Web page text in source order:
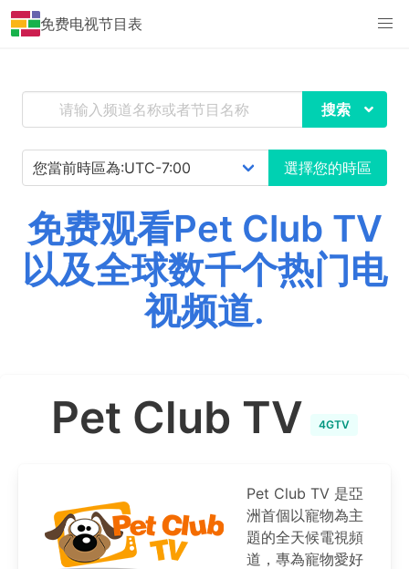
免费电视节目表
搜索
選擇您的時區
免费观看Pet Club TV
以及全球数千个热门电
视频道.
Pet Club TV 4GTV
Pet Club TV 是亞
洲首個以寵物為主
題的全天候電視頻
道，專為寵物愛好